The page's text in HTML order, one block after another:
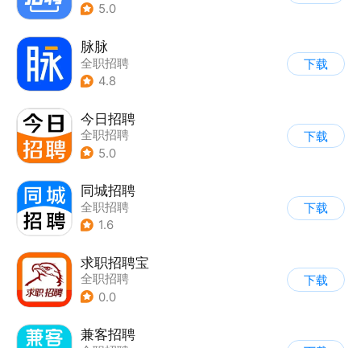
5.0
脉脉
全职招聘
4.8
下载
今日招聘
全职招聘
5.0
下载
同城招聘
全职招聘
1.6
下载
求职招聘宝
全职招聘
0.0
下载
兼客招聘